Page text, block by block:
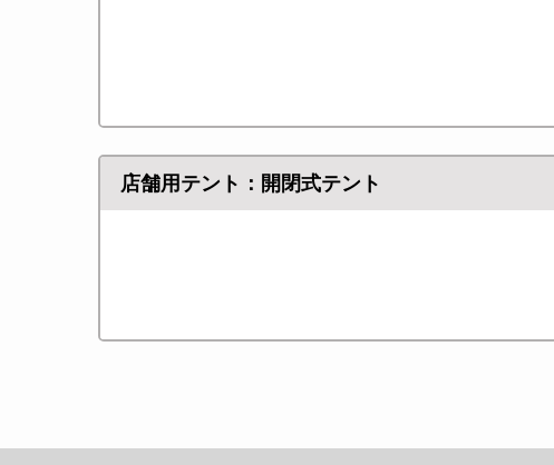
店舗用テント：開閉式テント